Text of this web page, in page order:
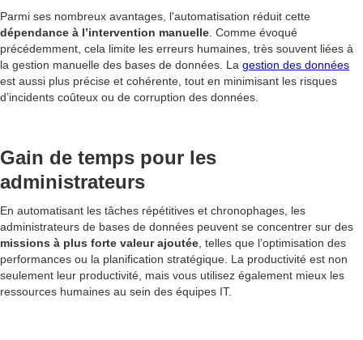
Parmi ses nombreux avantages, l'automatisation réduit cette
dépendance à l’intervention manuelle . Comme évoqué
précédemment, cela limite les erreurs humaines, très souvent liées à
la gestion manuelle des bases de données. La gestion des données
est aussi plus précise et cohérente, tout en minimisant les risques
d’incidents coûteux ou de corruption des données.
Gain de temps pour les
administrateurs
En automatisant les tâches répétitives et chronophages, les
administrateurs de bases de données peuvent se concentrer sur des
missions à plus forte valeur ajoutée , telles que l’optimisation des
performances ou la planification stratégique. La productivité est non
seulement leur productivité, mais vous utilisez également mieux les
ressources humaines au sein des équipes IT.